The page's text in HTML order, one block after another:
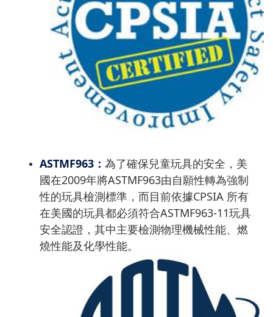
ASTMF963： 為了確保兒童玩具的安全，美
國在2009年將ASTMF963由自願性轉為強制
性的玩具檢測標準，而目前依據CPSIA 所有
在美國的玩具都必須符合ASTMF963-11玩具
安全認證，其中主要檢測物理機械性能、燃
燒性能及化學性能。